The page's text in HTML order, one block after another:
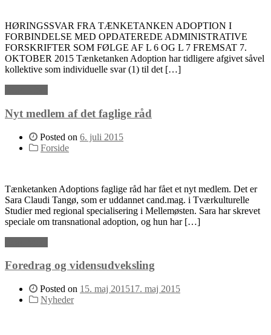
HØRINGSSVAR FRA TÆNKETANKEN ADOPTION I
FORBINDELSE MED OPDATEREDE ADMINISTRATIVE
FORSKRIFTER SOM FØLGE AF L 6 OG L 7 FREMSAT 7.
OKTOBER 2015 Tænketanken Adoption har tidligere afgivet såvel
kollektive som individuelle svar (1) til det […]
Nyt medlem af det faglige råd
Posted on 6. juli 2015
Forside
Tænketanken Adoptions faglige råd har fået et nyt medlem. Det er
Sara Claudi Tangø, som er uddannet cand.mag. i Tværkulturelle
Studier med regional specialisering i Mellemøsten. Sara har skrevet
speciale om transnational adoption, og hun har […]
Foredrag og vidensudveksling
Posted on 15. maj 201517. maj 2015
Nyheder